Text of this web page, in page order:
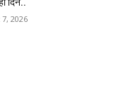
2026